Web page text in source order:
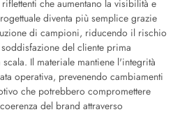
che aumentano la visibilità e
diventa più semplice grazie
di campioni, riducendo il rischio
del cliente prima
Il materiale mantiene l'integrità
operativa, prevenendo cambiamenti
che potrebbero compromettere
del brand attraverso